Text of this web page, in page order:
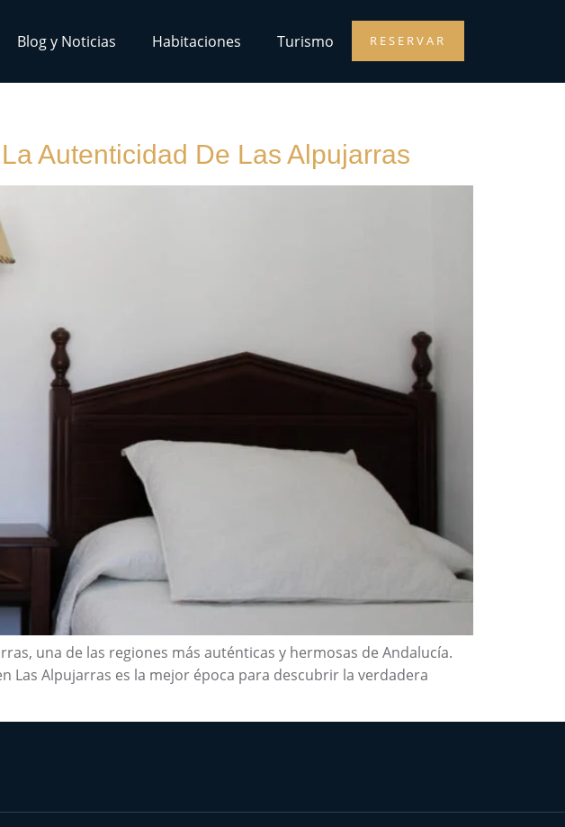
Blog y Noticias Habitaciones Turismo RESERVAR
Autenticidad De Las Alpujarras
una de las regiones más auténticas y hermosas de Andalucía.
Las Alpujarras es la mejor época para descubrir la verdadera